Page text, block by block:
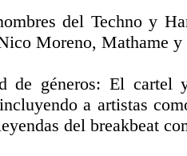
del Techno y
Moreno, Mathame
de géneros: El cartel
a artistas
del breakbeat